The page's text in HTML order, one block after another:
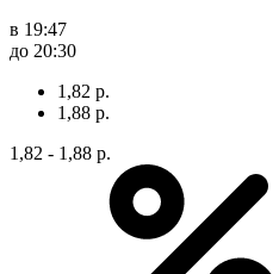
в 19:47
до 20:30
1,82 р.
1,88 р.
1,82 - 1,88 р.